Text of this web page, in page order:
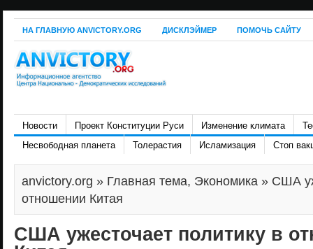
НА ГЛАВНУЮ ANVICTORY.ORG ДИСКЛЭЙМЕР ПОМОЧЬ САЙТУ
Новости Проект Конституции Руси Изменение климата
Несвободная планета
Толерастия Исламизация Стоп
anvictory.org » Главная тема, Экономика » США
отношении Китая
США ужесточает политику в